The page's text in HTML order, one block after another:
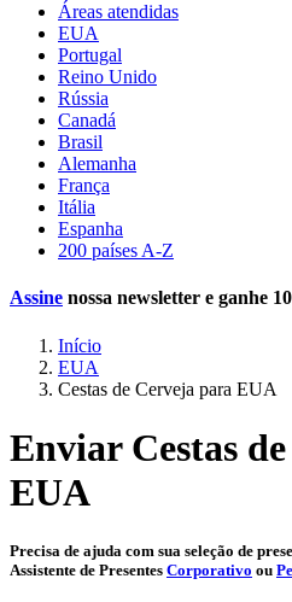
Áreas atendidas
EUA
Portugal
Reino Unido
Rússia
Canadá
Brasil
Alemanha
França
Itália
Espanha
200 países A-Z
Assine nossa newsletter e ganhe
Início
EUA
Cestas de Cerveja para EUA
Enviar Cestas
EUA
Precisa de ajuda com sua seleção de
Assistente de Presentes Corporativo ou